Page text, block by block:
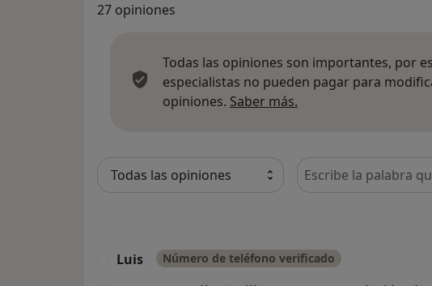
27 opiniones
Todas las opiniones son importantes, por
especialistas no pueden pagar para
opiniones. Saber más.
Busca en opiniones
Luis Número de teléfono verificado